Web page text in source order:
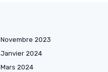
Novembre 2023
Janvier 2024
Mars 2024